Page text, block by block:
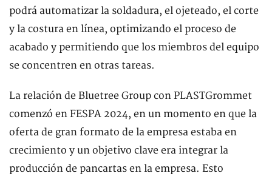
podrá automatizar la soldadura, el ojeteado, el corte
y la costura en línea, optimizando el proceso de
acabado y permitiendo que los miembros del equipo
se concentren en otras tareas.
La relación de Bluetree Group con PLASTGrommet
comenzó en FESPA 2024, en un momento en que la
oferta de gran formato de la empresa estaba en
crecimiento y un objetivo clave era integrar la
producción de pancartas en la empresa. Esto